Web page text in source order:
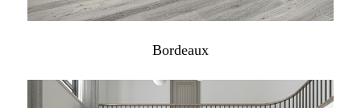
Bordeaux